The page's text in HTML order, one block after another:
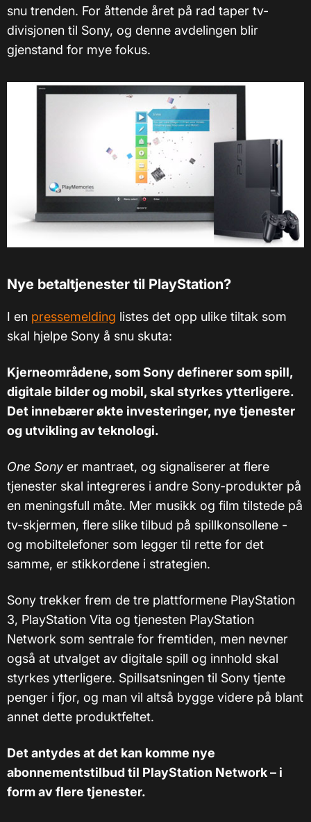
snu trenden. For åttende året på rad taper tv-
divisjonen til Sony, og denne avdelingen blir
gjenstand for mye fokus.
Nye betaltjenester til PlayStation?
I en pressemelding listes det opp ulike tiltak som
skal hjelpe Sony å snu skuta:
Kjerneområdene, som Sony definerer som spill,
digitale bilder og mobil, skal styrkes ytterligere.
Det innebærer økte investeringer, nye tjenester
og utvikling av teknologi.
One Sony er mantraet, og signaliserer at flere
tjenester skal integreres i andre Sony-produkter på
en meningsfull måte. Mer musikk og film tilstede på
tv-skjermen, flere slike tilbud på spillkonsollene -
og mobiltelefoner som legger til rette for det
samme, er stikkordene i strategien.
Sony trekker frem de tre plattformene PlayStation
3, PlayStation Vita og tjenesten PlayStation
Network som sentrale for fremtiden, men nevner
også at utvalget av digitale spill og innhold skal
styrkes ytterligere. Spillsatsningen til Sony tjente
penger i fjor, og man vil altså bygge videre på blant
annet dette produktfeltet.
Det antydes at det kan komme nye
abonnementstilbud til PlayStation Network – i
form av flere tjenester.